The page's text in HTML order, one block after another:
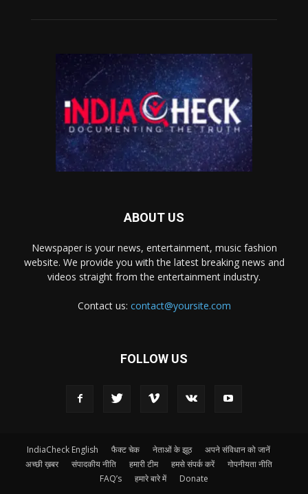
ABOUT US
Newspaper is your news, entertainment, music fashion
website. We provide you with the latest breaking news and
videos straight from the entertainment industry.
Contact us: contact@yoursite.com
FOLLOW US
IndiaCheck English फैक्ट चेक नेताओं के झूठ
अपने संविधान को जानें
अच्छी ख़बर
संपादकीय नीति हमारी टीम हमसे संपर्क करें
गोपनीयता नीति
FAQ’s
हमारे बारे में Donate